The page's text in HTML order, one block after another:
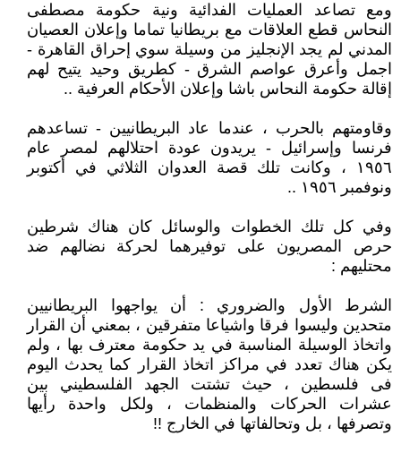
ومع تصاعد العمليات الفدائية ونية حكومة مصطفى
النحاس قطع العلاقات مع بريطانيا تماما وإعلان العصيان
المدني لم يجد الإنجليز من وسيلة سوي إحراق القاهرة -
اجمل وأعرق عواصم الشرق - كطريق وحيد يتيح لهم
إقالة حكومة النحاس باشا وإعلان الأحكام العرفية ..
وقاومتهم بالحرب ، عندما عاد البريطانيين - تساعدهم
فرنسا وإسرائيل - يريدون عودة احتلالهم لمصر عام
١٩٥٦ ، وكانت تلك قصة العدوان الثلاثي في أكتوبر
ونوفمبر ١٩٥٦ ..
وفي كل تلك الخطوات والوسائل كان هناك شرطين
حرص المصريون على توفيرهما لحركة نضالهم ضد
محتليهم :
الشرط الأول والضروري : أن يواجهوا البريطانيين
متحدين وليسوا فرقا واشياعا متفرقين ، بمعني أن القرار
واتخاذ الوسيلة المناسبة في يد حكومة معترف بها ، ولم
يكن هناك تعدد في مراكز اتخاذ القرار كما يحدث اليوم
فى فلسطين ، حيث تشتت الجهد الفلسطيني بين
عشرات الحركات والمنظمات ، ولكل واحدة رأيها
وتصرفها ، بل وتحالفاتها في الخارج !!